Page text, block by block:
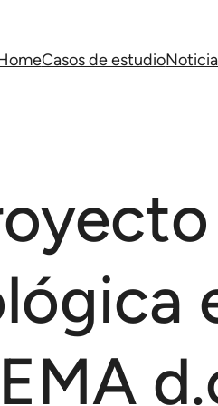
Casos de estudio